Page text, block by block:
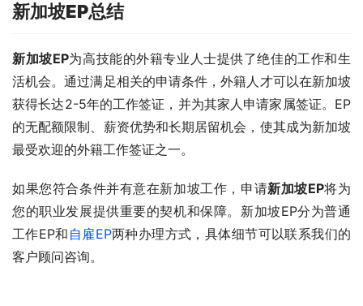
新加坡EP总结
新加坡EP为高技能的外籍专业人士提供了绝佳的工作和生
活机会。通过满足相关的申请条件，外籍人才可以在新加坡
获得长达2-5年的工作签证，并为其家人申请家属签证。EP
的无配额限制、薪资优势和长期居留机会，使其成为新加坡
最受欢迎的外籍工作签证之一。
如果您符合条件并有意在新加坡工作，申请新加坡EP将为
您的职业发展提供重要的契机和保障。新加坡EP分为普通
工作EP和 自雇EP两种办理方式，具体细节可以联系我们的
客户顾问咨询。